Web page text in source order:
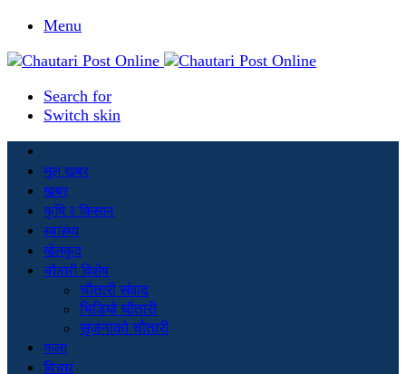
Menu
Search for
Switch skin
मूल खबर
खबर
कृषि र किसान
स्वास्थ्य
खेलकुद
चौतारी विशेष
चौतारी संवाद
भिडियो चौतारी
सृजनाको चौतारी
कला
विचार